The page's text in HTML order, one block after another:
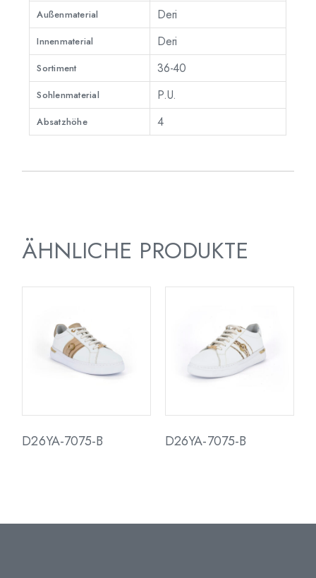
Außenmaterial Deri
Innenmaterial Deri
Sortiment 36-40
Sohlenmaterial P.U.
Absatzhöhe 4
ÄHNLICHE PRODUKTE
D26YA-7075-B D26YA-7075-B